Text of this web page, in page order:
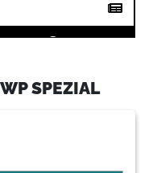
SPEZIAL